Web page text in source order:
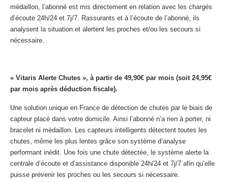
médaillon, l’abonné est mis directement en relation avec les chargés
d’écoute 24h/24 et 7j/7. Rassurants et à l’écoute de l’abonné, ils
analysent la situation et alertent les proches et/ou les secours si
nécessaire.
« Vitaris Alerte Chutes », à partir de 49,90€ par mois (soit 24,95€
par mois après déduction fiscale).
Une solution unique en France de détection de chutes par le biais de
capteur placé dans votre domicile. Ainsi l’abonné n’a rien à porter, ni
bracelet ni médaillon. Les capteurs intelligents détectent toutes les
chutes, même les plus lentes grâce son système d’analyse
performant inédit. Une fois une chute détectée, le système alerte la
centrale d’écoute et d’assistance disponible 24h/24 et 7j/7 afin qu’elle
puisse prévenir les proches ou les secours si nécessaire.